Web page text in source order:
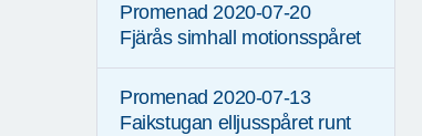
Promenad 2020-07-20
Fjärås simhall motionsspåret
Promenad 2020-07-13
Faikstugan elljusspåret runt